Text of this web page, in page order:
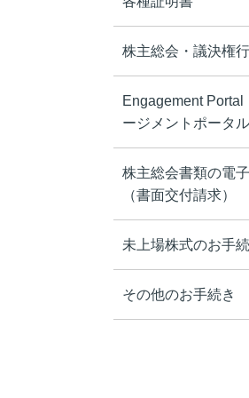
株主総会・議決権
Engagement Portal
ージメントポータル
株主総会書類の電
（書面交付請求）
未上場株式のお手
その他のお手続き